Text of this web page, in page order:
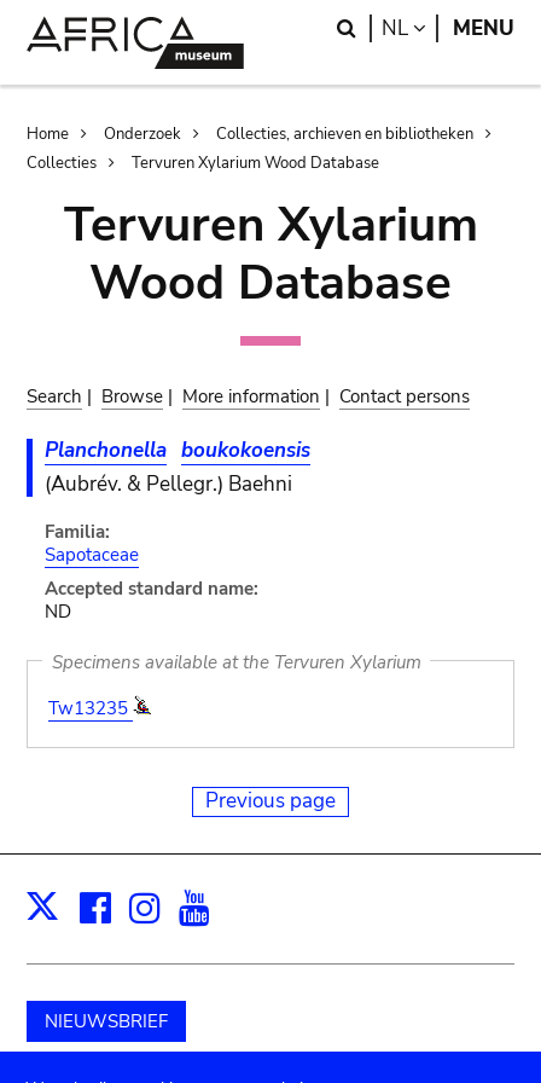
Search
NL LANGUAGE
MENU
Breadcrumb
Home Onderzoek
Collecties, archieven en bibliotheken
Collecties
Tervuren Xylarium Wood Database
Tervuren Xylarium
Wood Database
Search | Browse | More information | Contact persons
Planchonella boukokoensis
(Aubrév. & Pellegr.) Baehni
Familia:
Sapotaceae
Accepted standard name:
ND
Specimens available at the Tervuren Xylarium
Tw13235
Previous page
X Facebook
Instagram
NIEUWSBRIEF